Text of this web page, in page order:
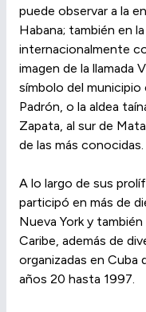
puede observar a la
Habana; también en
internacionalmente
imagen de la llamada
símbolo del municipio
Padrón, o la aldea
Zapata, al sur de
de las más conocidas.
A lo largo de sus
participó en más de
Nueva York y
Caribe, además de
organizadas en Cuba
años 20 hasta 1997.